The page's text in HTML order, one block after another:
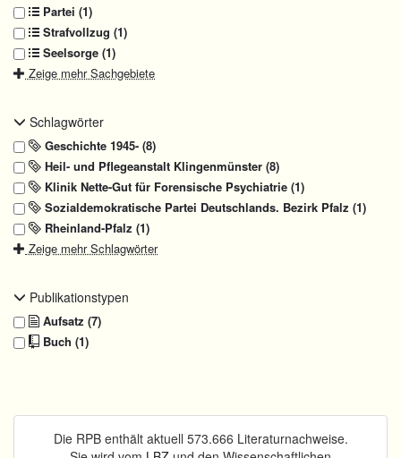
Partei (1)
Strafvollzug (1)
Seelsorge (1)
Zeige mehr Sachgebiete
Schlagwörter
Geschichte 1945- (8)
Heil- und Pflegeanstalt Klingenmünster (8)
Klinik Nette-Gut für Forensische Psychiatrie (1)
Sozialdemokratische Partei Deutschlands. Bezirk Pfalz (1)
Rheinland-Pfalz (1)
Zeige mehr Schlagwörter
Publikationstypen
Aufsatz (7)
Buch (1)
Die RPB enthält aktuell 573.666 Literaturnachweise.